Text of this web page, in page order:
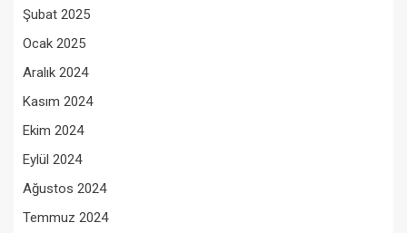
Şubat 2025
Ocak 2025
Aralık 2024
Kasım 2024
Ekim 2024
Eylül 2024
Ağustos 2024
Temmuz 2024